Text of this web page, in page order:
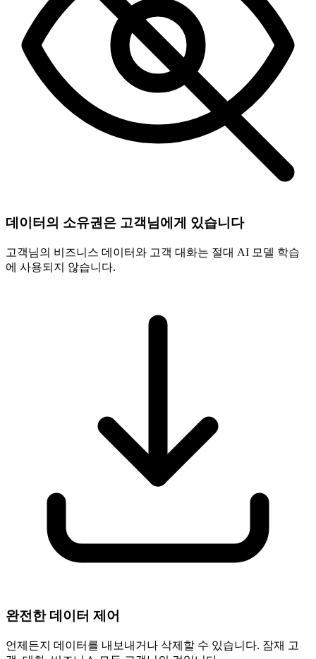
데이터의 소유권은 고객님에게 있습니다
고객님의 비즈니스 데이터와 고객 대화는 절대 AI 모델 학습
에 사용되지 않습니다.
완전한 데이터 제어
언제든지 데이터를 내보내거나 삭제할 수 있습니다. 잠재 고